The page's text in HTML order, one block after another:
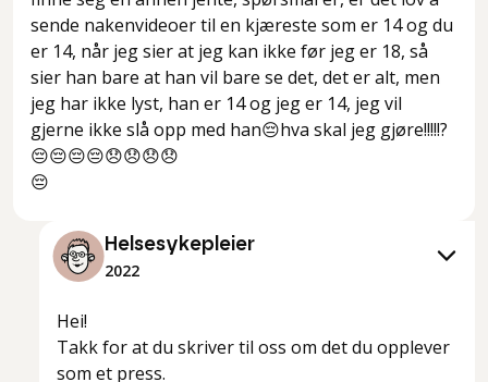
sende nakenvideoer til en kjæreste som er 14 og du
er 14, når jeg sier at jeg kan ikke før jeg er 18, så
sier han bare at han vil bare se det, det er alt, men
jeg har ikke lyst, han er 14 og jeg er 14, jeg vil
gjerne ikke slå opp med han😔hva skal jeg gjøre!!!!!?
😔😔😔😔😞😞😞😞
😔
Helsesykepleier
2022
Hei!
Takk for at du skriver til oss om det du opplever
som et press.